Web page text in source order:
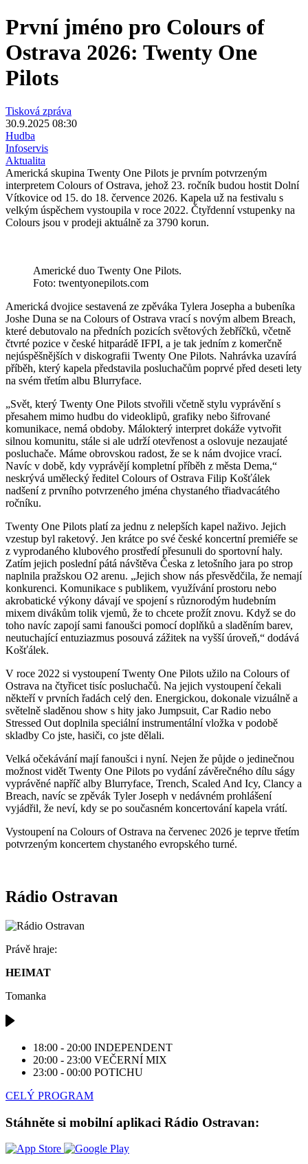
První jméno pro Colours of
Ostrava 2026: Twenty One
Pilots
Tisková zpráva
30.9.2025 08:30
Hudba
Infoservis
Aktualita
Americká skupina Twenty One Pilots je prvním potvrzeným
interpretem Colours of Ostrava, jehož 23. ročník budou hostit Dolní
Vítkovice od 15. do 18. července 2026. Kapela už na festivalu s
velkým úspěchem vystoupila v roce 2022. Čtyřdenní vstupenky na
Colours jsou v prodeji aktuálně za 3790 korun.
Americké duo Twenty One Pilots.
Foto: twentyonepilots.com
Americká dvojice sestavená ze zpěváka Tylera Josepha a bubeníka
Joshe Duna se na Colours of Ostrava vrací s novým albem Breach,
které debutovalo na předních pozicích světových žebříčků, včetně
čtvrté pozice v české hitparádě IFPI, a je tak jedním z komerčně
nejúspěšnějších v diskografii Twenty One Pilots. Nahrávka uzavírá
příběh, který kapela představila posluchačům poprvé před deseti lety
na svém třetím albu Blurryface.
„Svět, který Twenty One Pilots stvořili včetně stylu vyprávění s
přesahem mimo hudbu do videoklipů, grafiky nebo šifrované
komunikace, nemá obdoby. Málokterý interpret dokáže vytvořit
silnou komunitu, stále si ale udrží otevřenost a oslovuje nezaujaté
posluchače. Máme obrovskou radost, že se k nám dvojice vrací.
Navíc v době, kdy vyprávějí kompletní příběh z města Dema,“
neskrývá umělecký ředitel Colours of Ostrava Filip Košťálek
nadšení z prvního potvrzeného jména chystaného třiadvacátého
ročníku.
Twenty One Pilots platí za jednu z nelepších kapel naživo. Jejich
vzestup byl raketový. Jen krátce po své české koncertní premiéře se
z vyprodaného klubového prostředí přesunuli do sportovní haly.
Zatím jejich poslední pátá návštěva Česka z letošního jara po strop
naplnila pražskou O2 arenu. „Jejich show nás přesvědčila, že nemají
konkurenci. Komunikace s publikem, využívání prostoru nebo
akrobatické výkony dávají ve spojení s různorodým hudebním
mixem divákům tolik vjemů, že to chcete prožít znovu. Když se do
toho navíc zapojí sami fanoušci pomocí doplňků a sladěním barev,
neutuchající entuziazmus posouvá zážitek na vyšší úroveň,“ dodává
Košťálek.
V roce 2022 si vystoupení Twenty One Pilots užilo na Colours of
Ostrava na čtyřicet tisíc posluchačů. Na jejich vystoupení čekali
někteří v prvních řadách celý den. Energickou, dokonale vizuálně a
světelně sladěnou show s hity jako Jumpsuit, Car Radio nebo
Stressed Out doplnila speciální instrumentální vložka v podobě
skladby Co jste, hasiči, co jste dělali.
Velká očekávání mají fanoušci i nyní. Nejen že půjde o jedinečnou
možnost vidět Twenty One Pilots po vydání závěrečného dílu ságy
vyprávěné napříč alby Blurryface, Trench, Scaled And Icy, Clancy a
Breach, navíc se zpěvák Tyler Joseph v nedávném prohlášení
vyjádřil, že neví, kdy se po současném koncertování kapela vrátí.
Vystoupení na Colours of Ostrava na červenec 2026 je teprve třetím
potvrzeným koncertem chystaného evropského turné.
Rádio Ostravan
Právě hraje:
HEIMAT
Tomanka
18:00 - 20:00 INDEPENDENT
20:00 - 23:00 VEČERNÍ MIX
23:00 - 00:00 POTICHU
CELÝ PROGRAM
Stáhněte si mobilní aplikaci Rádio Ostravan: